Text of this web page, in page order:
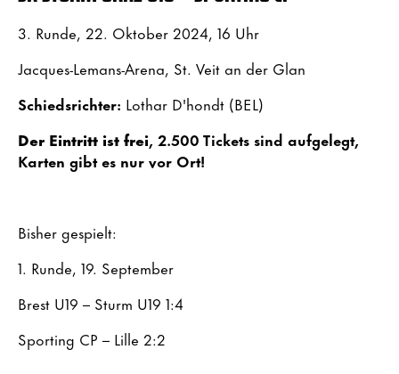
3. Runde, 22. Oktober 2024, 16 Uhr
Jacques-Lemans-Arena, St. Veit an der Glan
Schiedsrichter: Lothar D'hondt (BEL)
Der Eintritt ist frei, 2.500 Tickets sind aufgelegt,
Karten gibt es nur vor Ort!
Bisher gespielt:
1. Runde, 19. September
Brest U19 – Sturm U19 1:4
Sporting CP – Lille 2:2